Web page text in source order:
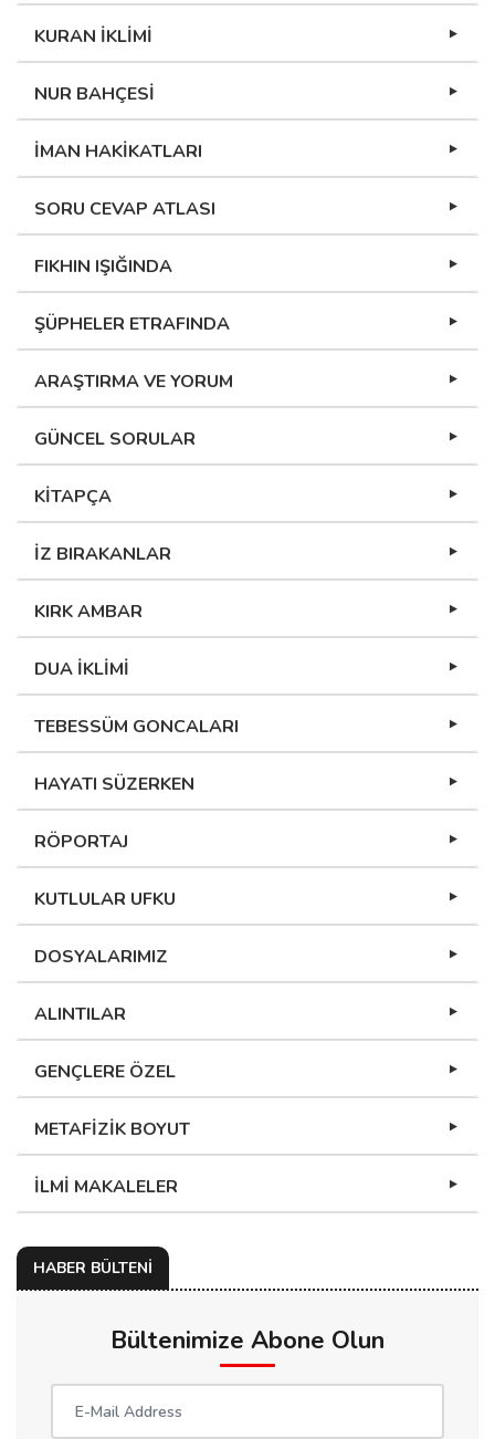
KURAN İKLİMİ
NUR BAHÇESİ
İMAN HAKİKATLARI
SORU CEVAP ATLASI
FIKHIN IŞIĞINDA
ŞÜPHELER ETRAFINDA
ARAŞTIRMA VE YORUM
GÜNCEL SORULAR
KİTAPÇA
İZ BIRAKANLAR
KIRK AMBAR
DUA İKLİMİ
TEBESSÜM GONCALARI
HAYATI SÜZERKEN
RÖPORTAJ
KUTLULAR UFKU
DOSYALARIMIZ
ALINTILAR
GENÇLERE ÖZEL
METAFİZİK BOYUT
İLMİ MAKALELER
HABER BÜLTENİ
Bültenimize Abone Olun